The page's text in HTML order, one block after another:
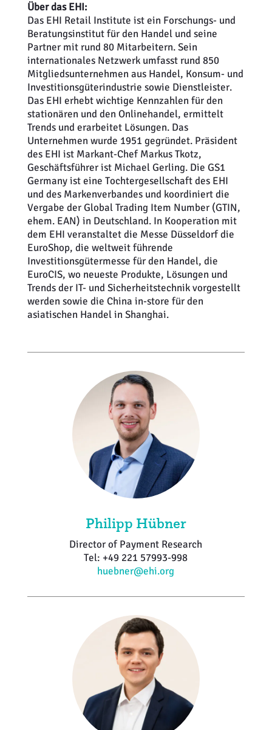
Über das EHI:
Das EHI Retail Institute ist ein Forschungs- und
Beratungsinstitut für den Handel und seine
Partner mit rund 80 Mitarbeitern. Sein
internationales Netzwerk umfasst rund 850
Mitgliedsunternehmen aus Handel, Konsum- und
Investitionsgüterindustrie sowie Dienstleister.
Das EHI erhebt wichtige Kennzahlen für den
stationären und den Onlinehandel, ermittelt
Trends und erarbeitet Lösungen. Das
Unternehmen wurde 1951 gegründet. Präsident
des EHI ist Markant-Chef Markus Tkotz,
Geschäftsführer ist Michael Gerling. Die GS1
Germany ist eine Tochtergesellschaft des EHI
und des Markenverbandes und koordiniert die
Vergabe der Global Trading Item Number (GTIN,
ehem. EAN) in Deutschland. In Kooperation mit
dem EHI veranstaltet die Messe Düsseldorf die
EuroShop, die weltweit führende
Investitionsgütermesse für den Handel, die
EuroCIS, wo neueste Produkte, Lösungen und
Trends der IT- und Sicherheitstechnik vorgestellt
werden sowie die China in-store für den
asiatischen Handel in Shanghai.
Philipp Hübner
Director of Payment Research
Tel: +49 221 57993-998
huebner@ehi.org